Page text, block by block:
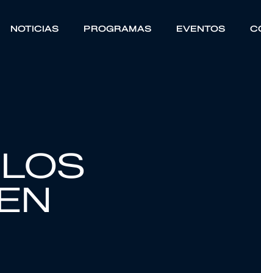
NOTICIAS PROGRAMAS EVENTOS